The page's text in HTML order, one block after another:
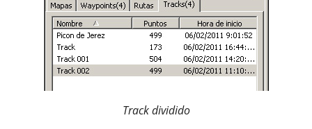
Track dividido